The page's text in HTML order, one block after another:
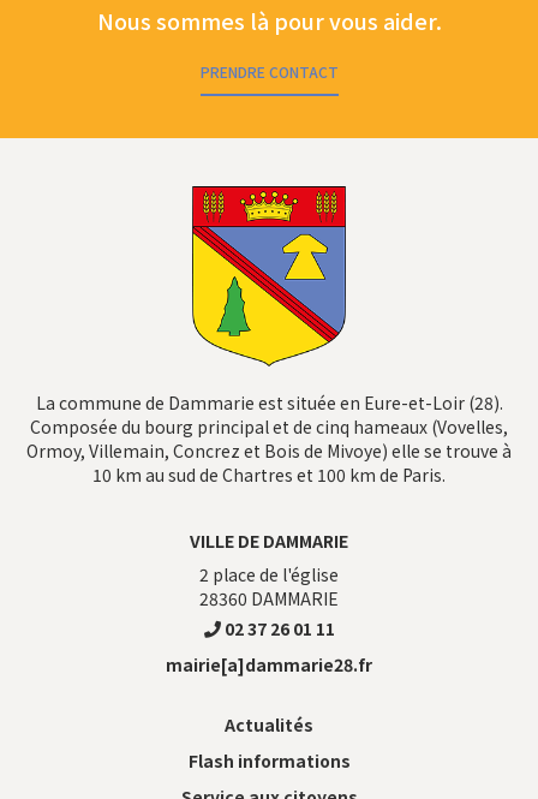
Nous sommes là pour vous aider.
PRENDRE CONTACT
La commune de Dammarie est située en Eure-et-Loir (28).
Composée du bourg principal et de cinq hameaux (Vovelles,
Ormoy, Villemain, Concrez et Bois de Mivoye) elle se trouve à
10 km au sud de Chartres et 100 km de Paris.
VILLE DE DAMMARIE
2 place de l'église
28360 DAMMARIE
02 37 26 01 11
mairie[a]dammarie28.fr
Actualités
Flash informations